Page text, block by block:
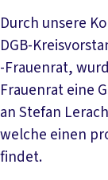
Durch unsere
DGB-
-Frauenrat,
Frauenrat eine
an Stefan
welche einen
findet.